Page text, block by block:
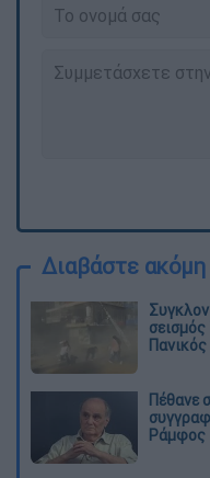
Διαβάστε ακόμη
Πέθανε
Ράμφος